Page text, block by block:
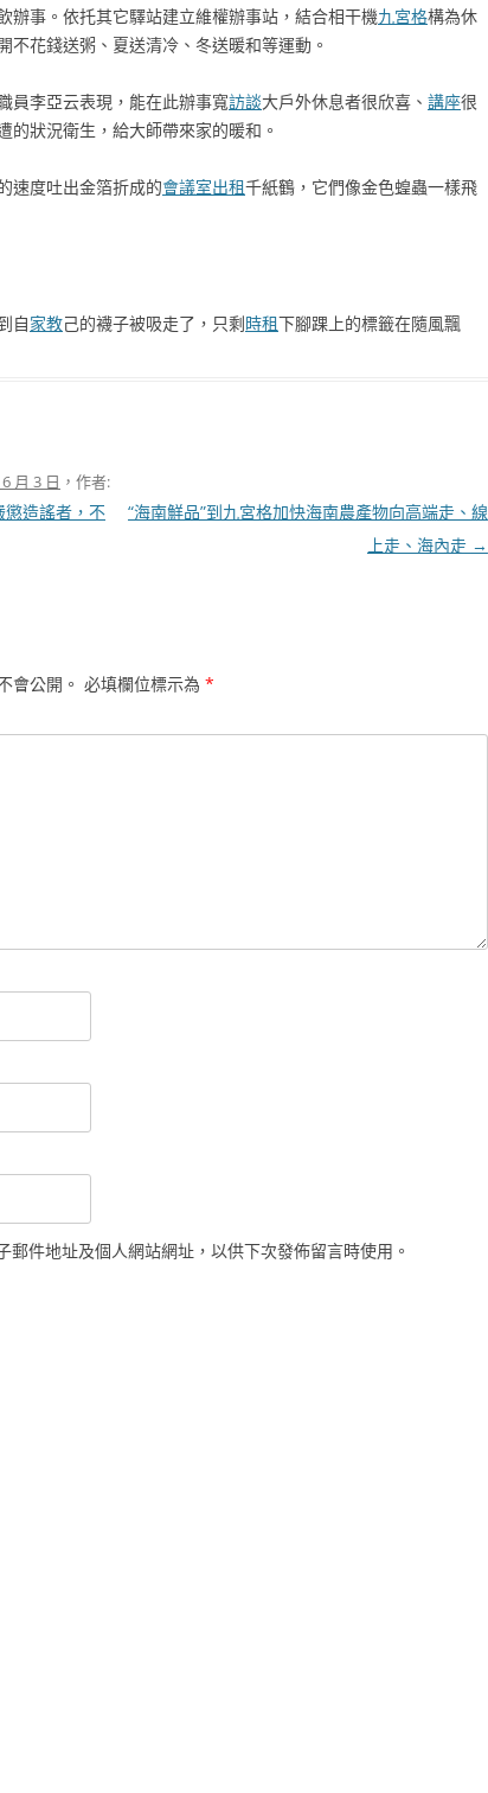
辦事。依托其它驛站建立維權辦事站，結合相干機九宮格構為休
不花錢送粥、夏送清冷、冬送暖和等運動。
員李亞云表現，能在此辦事寬訪談大戶外休息者很欣喜、 講座很
的狀況衛生，給大師帶來家的暖和。
速度吐出金箔折成的會議室出租千紙鶴，它們像金色蝗蟲一樣飛
自家教己的襪子被吸走了，只剩時租下腳踝上的標籤在隨風飄
月 3 日 ，作者:
懲造謠者，不
“海南鮮品”到九宮格加快海南農產物向高端走、線
上走、海內走 →
會公開。 必填欄位標示為 *
郵件地址及個人網站網址，以供下次發佈留言時使用。